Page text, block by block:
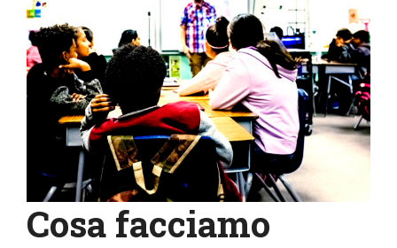
Cosa facciamo